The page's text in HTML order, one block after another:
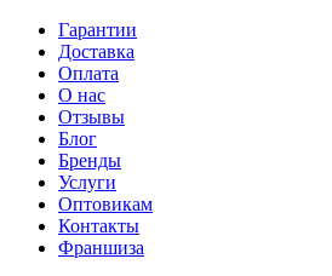
Гарантии
Доставка
Оплата
О нас
Отзывы
Блог
Бренды
Услуги
Оптовикам
Контакты
Франшиза